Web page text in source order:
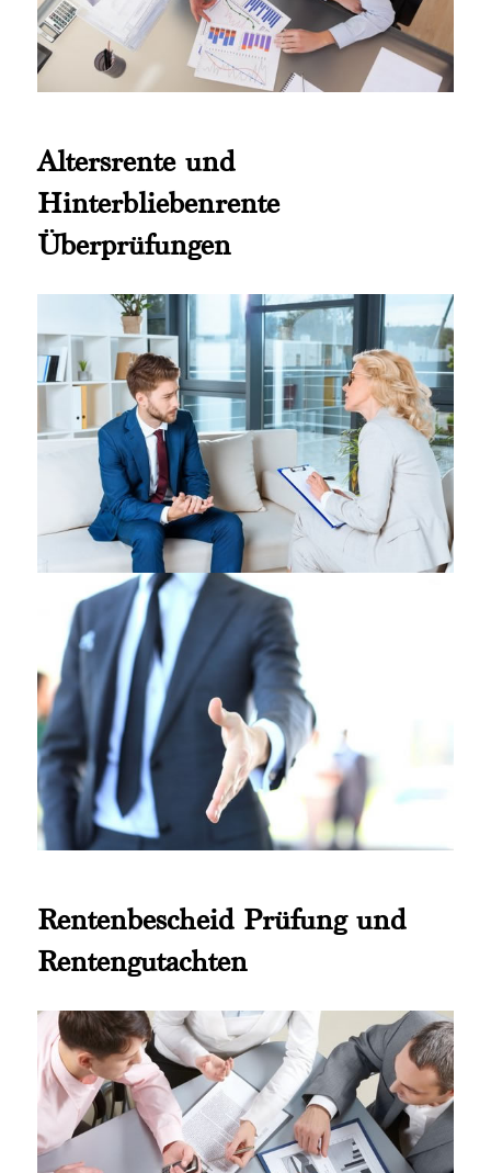
Altersrente und
Hinterbliebenrente
Überprüfungen
Rentenbescheid Prüfung und
Rentengutachten